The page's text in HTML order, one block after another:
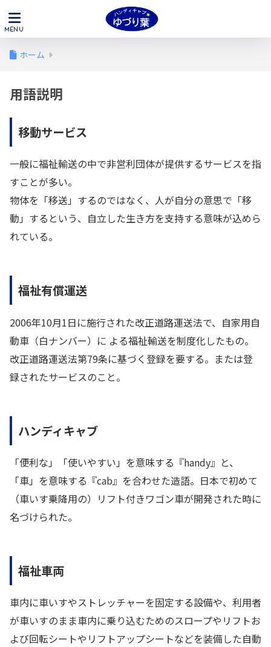
ホーム
用語説明
移動サービス
一般に福祉輸送の中で非営利団体が提供するサービスを指
すことが多い。
物体を「移送」するのではなく、人が自分の意思で「移
動」するという、自立した生き方を支持する意味が込めら
れている。
福祉有償運送
2006年10月1日に施行された改正道路運送法で、自家用自
動車（白ナンバー）に よる福祉輸送を制度化したもの。
改正道路運送法第79条に基づく登録を要する。または登
録されたサービスのこと。
ハンディキャブ
「便利な」「使いやすい」を意味する『handy』と、
「車」を意味する『cab』を合わせた造語。日本で初めて
（車いす乗降用の）リフト付きワゴン車が開発された時に
名づけられた。
福祉車両
車内に車いすやストレッチャーを固定する設備や、利用者
が車いすのまま車内に乗り込むためのスロープやリフトお
よび回転シートやリフトアップシートなどを装備した自動